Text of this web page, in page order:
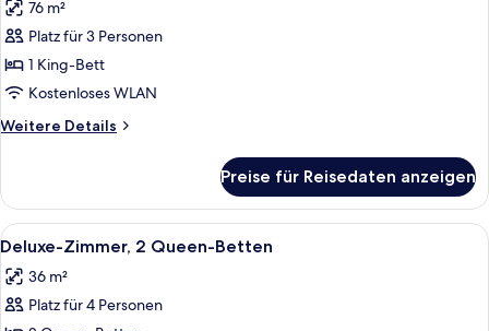
für
Executive-
Zimmer,
1 King-
Bett
(Deluxe)
76 m²
Platz für 3 Personen
1 King-Bett
Kostenloses WLAN
Weitere Details
Weitere
Zimmer,
1 King-
Bett
Preise für Reisedaten anzeigen
Alle
Fotos
für
Deluxe-
Ein Hotelzimmer mit Glastisch,
5
Deluxe-Zimmer, 2 Queen-Betten
36 m²
Platz für 4 Personen